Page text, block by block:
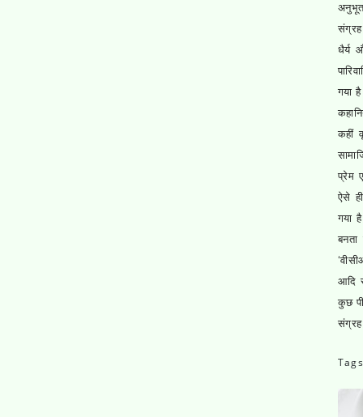
संग्रह
धैर्य
गया
कहीं
प्रेम
ऐसे
गया
आदि
कुछ
संग्रह